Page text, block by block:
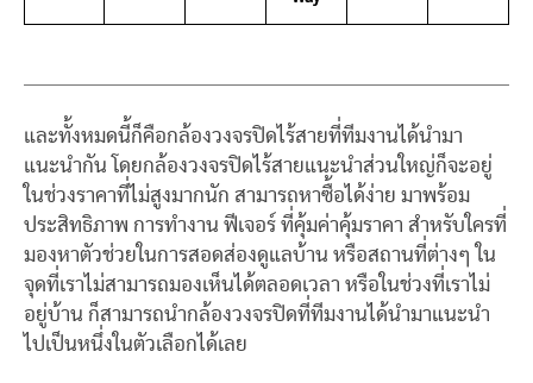
และทั้งหมดนี้ก็คือกล้องวงจรปิดไร้สายที่ทีมงานได้นำมา
แนะนำกัน โดยกล้องวงจรปิดไร้สายแนะนำส่วนใหญ่ก็จะอยู่
ในช่วงราคาที่ไม่สูงมากนัก สามารถหาซื้อได้ง่าย มาพร้อม
ประสิทธิภาพ การทำงาน ฟีเจอร์ ที่คุ้มค่าคุ้มราคา สำหรับใครที่
มองหาตัวช่วยในการสอดส่องดูแลบ้าน หรือสถานที่ต่างๆ ใน
จุดที่เราไม่สามารถมองเห็นได้ตลอดเวลา หรือในช่วงที่เราไม่
อยู่บ้าน ก็สามารถนำกล้องวงจรปิดที่ทีมงานได้นำมาแนะนำ
ไปเป็นหนึ่งในตัวเลือกได้เลย